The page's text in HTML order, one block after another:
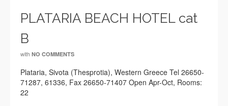
PLATARIA BEACH HOTEL cat
B
with NO COMMENTS
Plataria, Sivota (Thesprotia), Western Greece Tel 26650-
71287, 61336, Fax 26650-71407 Open Apr-Oct, Rooms:
22